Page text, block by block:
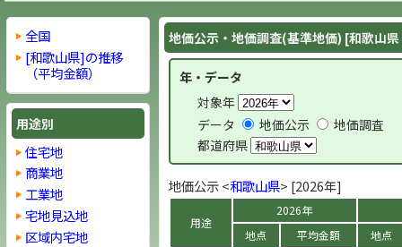
地価公示・地価調査(基準地価) [和歌山
年・データ
対象年
データ
地価公示
地価調査
都道府県
地価公示 <和歌山県> [2026年]
用途
2026年
地点
平均金額
地点
全国
[和歌山県]の推移
（平均金額）
用途別
住宅地
商業地
工業地
宅地見込地
区域内宅地